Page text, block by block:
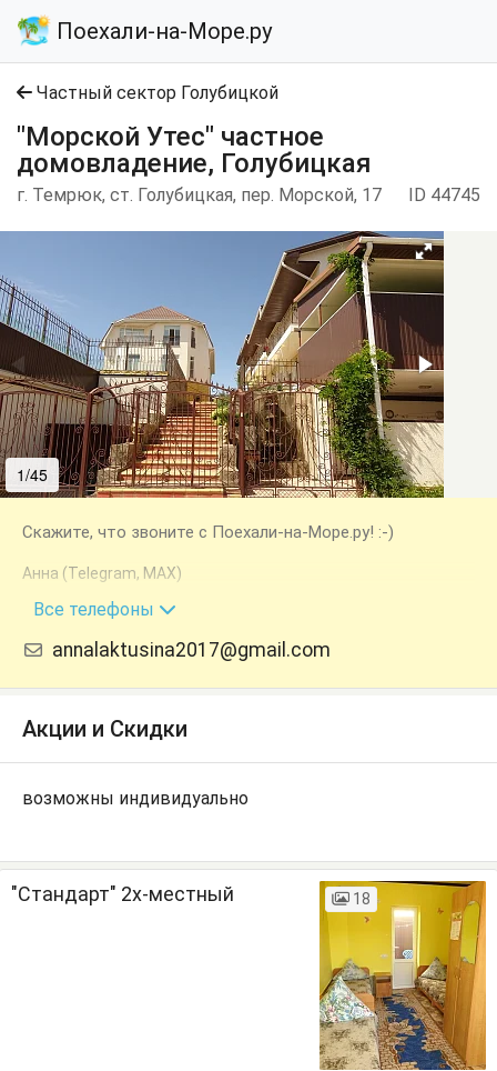
Поехали-на-Море.ру
Частный сектор Голубицкой
"Морской Утес" частное
домовладение, Голубицкая
г. Темрюк, ст. Голубицкая, пер. Морской, 17 ID 44745
1/45
Скажите, что звоните с Поехали-на-Море.ру! :-)
Анна (Telegram, MAX)
+7 (918) 231-04-91
Все телефоны
annalaktusina2017@gmail.com
Акции и Скидки
возможны индивидуально
"Стандарт" 2х-местный 18